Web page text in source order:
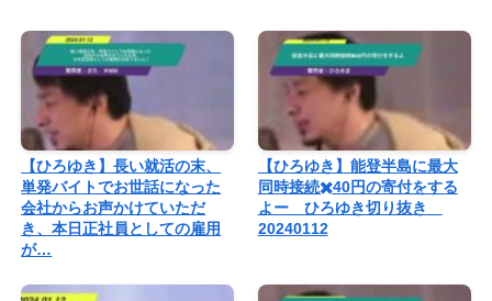
【ひろゆき】長い就活の末、
単発バイトでお世話になった
会社からお声かけていただ
き、本日正社員としての雇用
が…
【ひろゆき】能登半島に最大
同時接続✖️40円の寄付をする
よー ひろゆき切り抜き
20240112